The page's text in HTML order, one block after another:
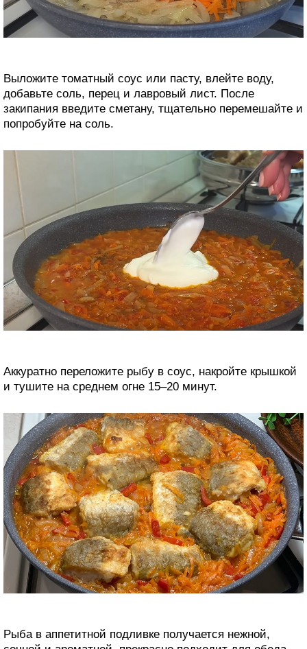
Выложите томатный соус или пасту, влейте воду,
добавьте соль, перец и лавровый лист. После
закипания введите сметану, тщательно перемешайте и
попробуйте на соль.
Аккуратно переложите рыбу в соус, накройте крышкой
и тушите на среднем огне 15–20 минут.
Рыба в аппетитной подливке получается нежной,